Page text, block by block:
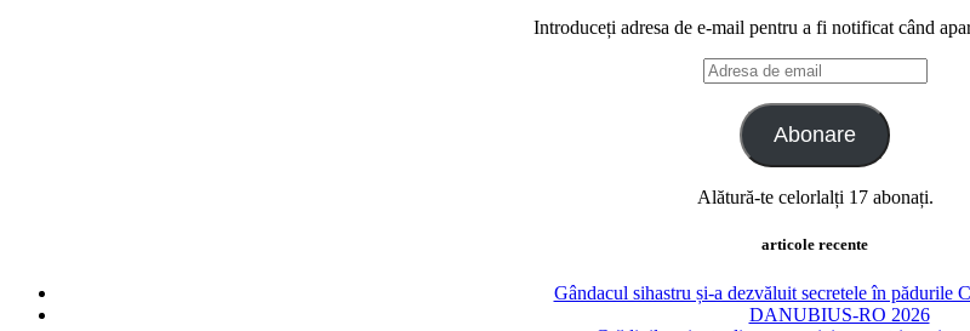
Introduceți adresa de e-mail pentru a fi notificat când
Adresa
de
Abonare
Alătură-te celorlalți 17 abonați.
articole recente
Gândacul sihastru și-a dezvăluit secretele în pădurile
DANUBIUS-RO 2026